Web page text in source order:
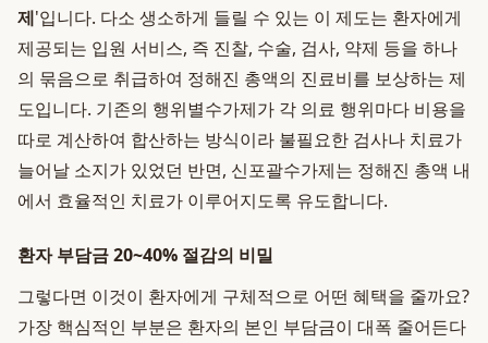
제'입니다. 다소 생소하게 들릴 수 있는 이 제도는 환자에게
제공되는 입원 서비스, 즉 진찰, 수술, 검사, 약제 등을 하나
의 묶음으로 취급하여 정해진 총액의 진료비를 보상하는 제
도입니다. 기존의 행위별수가제가 각 의료 행위마다 비용을
따로 계산하여 합산하는 방식이라 불필요한 검사나 치료가
늘어날 소지가 있었던 반면, 신포괄수가제는 정해진 총액 내
에서 효율적인 치료가 이루어지도록 유도합니다.
환자 부담금 20~40% 절감의 비밀
그렇다면 이것이 환자에게 구체적으로 어떤 혜택을 줄까요?
가장 핵심적인 부분은 환자의 본인 부담금이 대폭 줄어든다